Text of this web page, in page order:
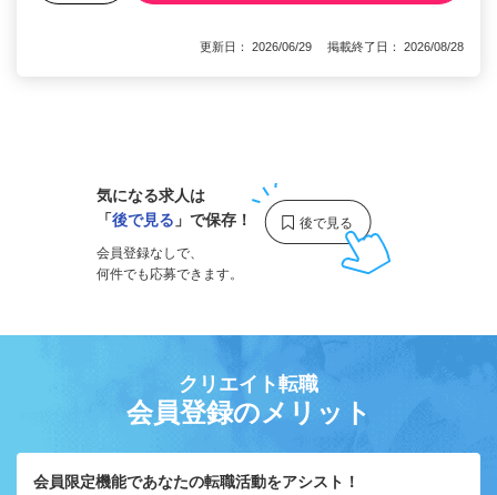
更新日： 2026/06/29 掲載終了日： 2026/08/28
気になる求人は
「後で見る 」で保存！
会員登録なしで、
何件でも応募できます。
クリエイト転職
会員登録のメリット
会員限定機能であなたの転職活動をアシスト！